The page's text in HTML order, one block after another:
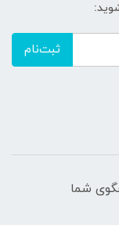
ثبت‌نام
پاسخگوی شما